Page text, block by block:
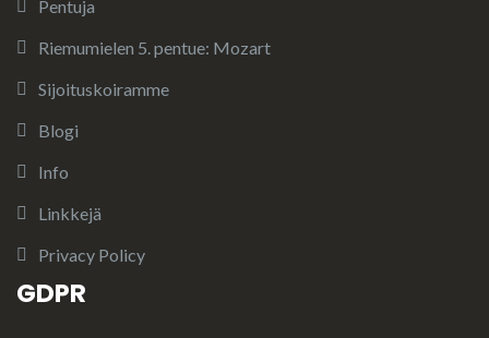
Pentuja
Riemumielen 5. pentue: Mozart
Sijoituskoiramme
Blogi
Info
Linkkejä
Privacy Policy
GDPR